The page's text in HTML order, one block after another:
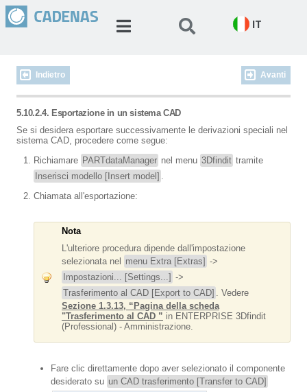
IT
Indietro Avanti
5.10.2.4. Esportazione in un sistema CAD
Se si desidera esportare successivamente le derivazioni speciali nel
sistema CAD, procedere come segue:
Richiamare PARTdataManager nel menu 3Dfindit tramite
Inserisci modello [Insert model] .
Chiamata all'esportazione:
Nota
L'ulteriore procedura dipende dall'impostazione
selezionata nel
menu Extra [Extras] ->
Impostazioni... [Settings...] ->
Trasferimento al CAD [Export to CAD] . Vedere
Sezione 1.3.13, “Pagina della scheda
"Trasferimento al CAD ” in ENTERPRISE 3Dfindit
(Professional) - Amministrazione.
Fare clic direttamente dopo aver selezionato il componente
desiderato su un CAD trasferimento [Transfer to CAD]